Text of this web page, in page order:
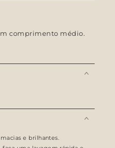
comprimento médio.
e brilhantes.